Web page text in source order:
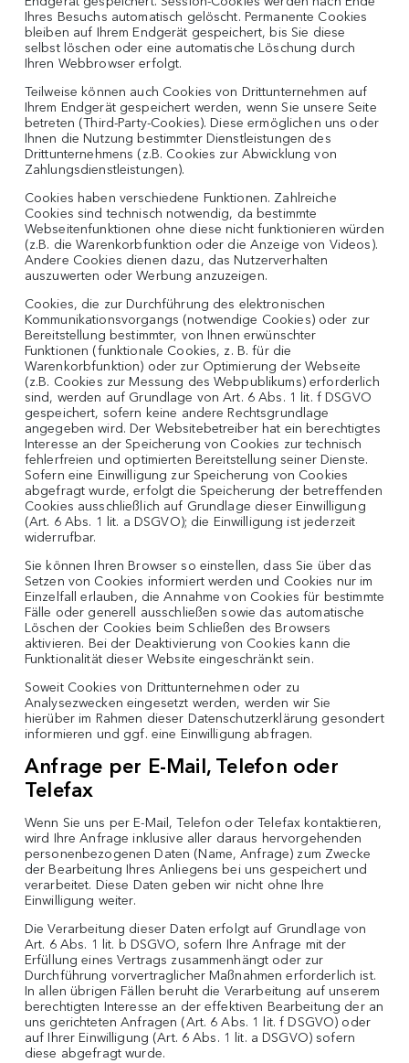
Ihres Besuchs automatisch gelöscht. Permanente Cookies
bleiben auf Ihrem Endgerät gespeichert, bis Sie diese
selbst löschen oder eine automatische Löschung durch
Ihren Webbrowser erfolgt.
Teilweise können auch Cookies von Drittunternehmen auf
Ihrem Endgerät gespeichert werden, wenn Sie unsere Seite
betreten (Third-Party-Cookies). Diese ermöglichen uns oder
Ihnen die Nutzung bestimmter Dienstleistungen des
Drittunternehmens (z.B. Cookies zur Abwicklung von
Zahlungsdienstleistungen).
Cookies haben verschiedene Funktionen. Zahlreiche
Cookies sind technisch notwendig, da bestimmte
Webseitenfunktionen ohne diese nicht funktionieren würden
(z.B. die Warenkorbfunktion oder die Anzeige von Videos).
Andere Cookies dienen dazu, das Nutzerverhalten
auszuwerten oder Werbung anzuzeigen.
Cookies, die zur Durchführung des elektronischen
Kommunikationsvorgangs (notwendige Cookies) oder zur
Bereitstellung bestimmter, von Ihnen erwünschter
Funktionen (funktionale Cookies, z. B. für die
Warenkorbfunktion) oder zur Optimierung der Webseite
(z.B. Cookies zur Messung des Webpublikums) erforderlich
sind, werden auf Grundlage von Art. 6 Abs. 1 lit. f DSGVO
gespeichert, sofern keine andere Rechtsgrundlage
angegeben wird. Der Websitebetreiber hat ein berechtigtes
Interesse an der Speicherung von Cookies zur technisch
fehlerfreien und optimierten Bereitstellung seiner Dienste.
Sofern eine Einwilligung zur Speicherung von Cookies
abgefragt wurde, erfolgt die Speicherung der betreffenden
Cookies ausschließlich auf Grundlage dieser Einwilligung
(Art. 6 Abs. 1 lit. a DSGVO); die Einwilligung ist jederzeit
widerrufbar.
Sie können Ihren Browser so einstellen, dass Sie über das
Setzen von Cookies informiert werden und Cookies nur im
Einzelfall erlauben, die Annahme von Cookies für bestimmte
Fälle oder generell ausschließen sowie das automatische
Löschen der Cookies beim Schließen des Browsers
aktivieren. Bei der Deaktivierung von Cookies kann die
Funktionalität dieser Website eingeschränkt sein.
Soweit Cookies von Drittunternehmen oder zu
Analysezwecken eingesetzt werden, werden wir Sie
hierüber im Rahmen dieser Datenschutzerklärung gesondert
informieren und ggf. eine Einwilligung abfragen.
Anfrage per E-Mail, Telefon oder
Telefax
Wenn Sie uns per E-Mail, Telefon oder Telefax kontaktieren,
wird Ihre Anfrage inklusive aller daraus hervorgehenden
personenbezogenen Daten (Name, Anfrage) zum Zwecke
der Bearbeitung Ihres Anliegens bei uns gespeichert und
verarbeitet. Diese Daten geben wir nicht ohne Ihre
Einwilligung weiter.
Die Verarbeitung dieser Daten erfolgt auf Grundlage von
Art. 6 Abs. 1 lit. b DSGVO, sofern Ihre Anfrage mit der
Erfüllung eines Vertrags zusammenhängt oder zur
Durchführung vorvertraglicher Maßnahmen erforderlich ist.
In allen übrigen Fällen beruht die Verarbeitung auf unserem
berechtigten Interesse an der effektiven Bearbeitung der an
uns gerichteten Anfragen (Art. 6 Abs. 1 lit. f DSGVO) oder
auf Ihrer Einwilligung (Art. 6 Abs. 1 lit. a DSGVO) sofern
diese abgefragt wurde.